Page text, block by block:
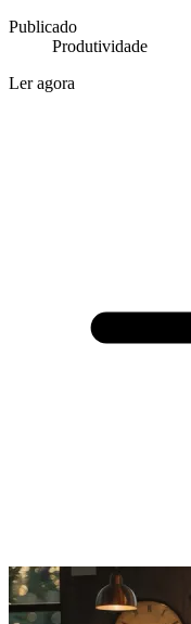
Publicado
Produtividade
Ler agora